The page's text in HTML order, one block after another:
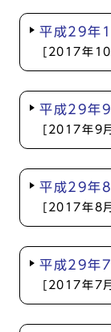
平成29年
[2017年10
平成29年
[2017年9
平成29年
[2017年8
平成29年
[2017年7